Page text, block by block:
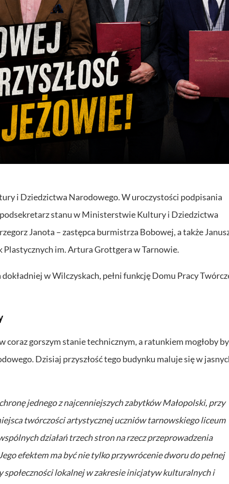
i Dziedzictwa Narodowego. W uroczystości podpisania
stanu w Ministerstwie Kultury i Dziedzictwa
Janota – zastępca burmistrza Bobowej, a także
im. Artura Grottgera w Tarnowie.
w Wilczyskach, pełni funkcję Domu Pracy
coraz gorszym stanie technicznym, a ratunkiem mogłoby
Dzisiaj przyszłość tego budynku maluje się w
jednego z najcenniejszych zabytków Małopolski, przy
twórczości artystycznej uczniów tarnowskiego liceum
działań trzech stron na rzecz przeprowadzenia
efektem ma być nie tylko przywrócenie dworu do pełnej
lokalnej w zakresie inicjatyw kulturalnych i